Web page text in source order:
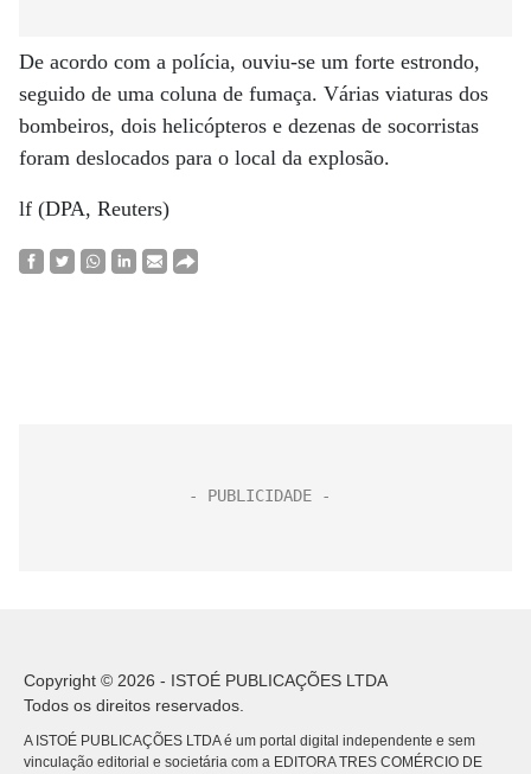
De acordo com a polícia, ouviu-se um forte estrondo,
seguido de uma coluna de fumaça. Várias viaturas dos
bombeiros, dois helicópteros e dezenas de socorristas
foram deslocados para o local da explosão.
lf (DPA, Reuters)
Copyright © 2026 - ISTOÉ PUBLICAÇÕES LTDA
Todos os direitos reservados.
A ISTOÉ PUBLICAÇÕES LTDA é um portal digital independente e sem
vinculação editorial e societária com a EDITORA TRES COMÉRCIO DE